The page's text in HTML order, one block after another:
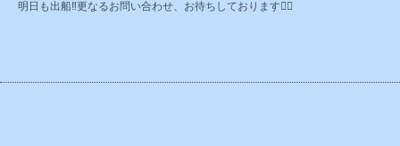
明日も出船‼️更なるお問い合わせ、お待ちしております🙇‍♂️